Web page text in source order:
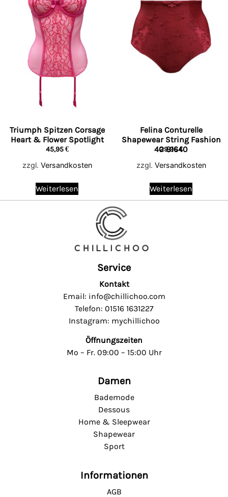
Triumph Spitzen Corsage
Heart & Flower Spotlight
45,95€
zzgl. Versandkosten
Weiterlesen
Felina Conturelle
Shapewear String Fashion
40 81640
29,95€
zzgl. Versandkosten
Weiterlesen
Service
Kontakt
Email: info@chillichoo.com
Telefon: 01516 1631227
Instagram: mychillichoo
Öffnungszeiten
Mo – Fr. 09:00 – 15:00 Uhr
Damen
Bademode
Dessous
Home & Sleepwear
Shapewear
Sport
Informationen
AGB